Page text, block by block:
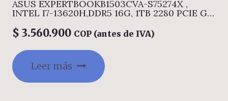
ASUS EXPERTBOOKB1503CVA-S75274X ,
INTEL I7-13620H,DDR5 16G, 1TB 2280 PCIE G4,
$ 3.560.900 COP (antes de IVA)
Leer más